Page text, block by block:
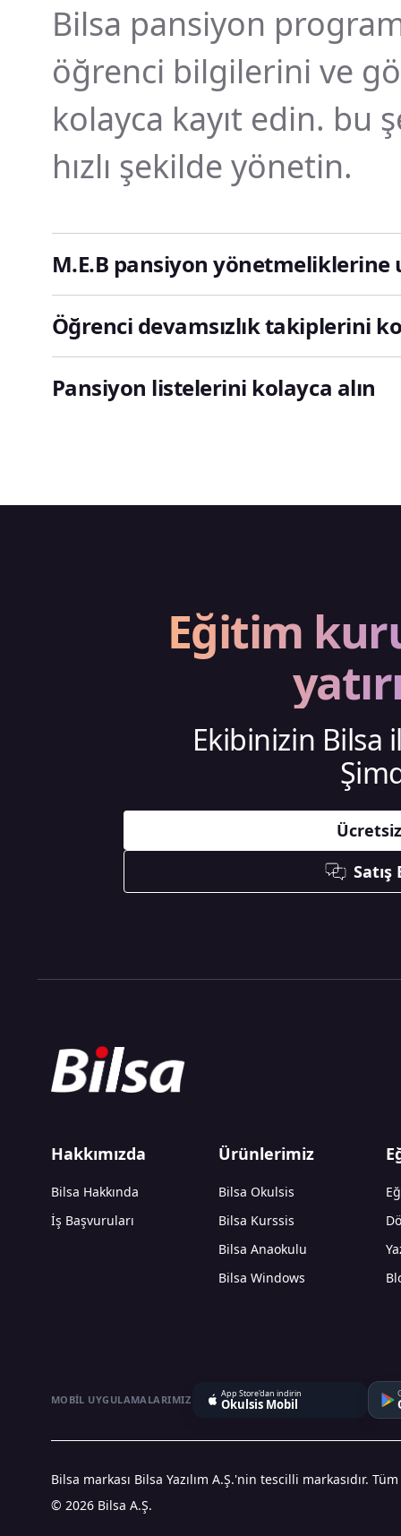
Bilsa pansiyon
öğrenci bilgilerini ve
kolayca kayıt edin. bu
hızlı şekilde yönetin.
M.E.B pansiyon
Öğrenci devamsızlık takiplerini
Pansiyon listelerini kolayca alın
Eğitim
Ekibinizin Bilsa
Hakkımızda
Bilsa Hakkında
İş Başvuruları
Ürünlerimiz
Bilsa Okulsis
Bilsa Kurssis
Bilsa Anaokulu
Bilsa Windows
MOBIL UYGULAMALARIMIZ App Store'dan indirin
Okulsis Mobil
Bilsa markası Bilsa Yazılım A.Ş.'nin tescilli markasıdır.
© 2026 Bilsa A.Ş.